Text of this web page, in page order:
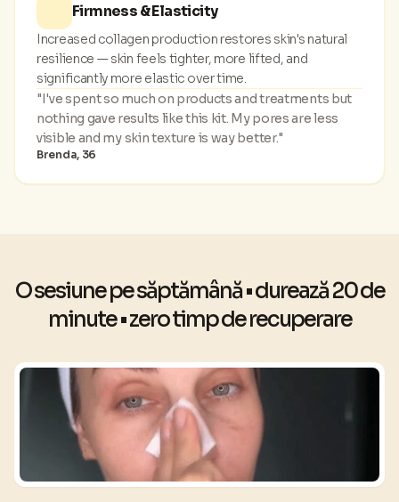
Firmness & Elasticity
Increased collagen production restores skin's natural
resilience — skin feels tighter, more lifted, and
significantly more elastic over time.
"I've spent so much on products and treatments but
nothing gave results like this kit. My pores are less
visible and my skin texture is way better."
Brenda, 36
O sesiune pe săptămână • durează 20 de
minute • zero timp de recuperare